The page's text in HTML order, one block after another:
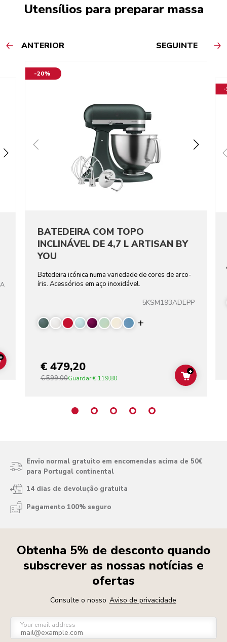
Utensílios para preparar massa
ANTERIOR SEGUINTE
ADD TO CART
-20%
BATEDEIRA COM TOPO
INCLINÁVEL DE 4,7 L ARTISAN BY
YOU
Batedeira icónica numa variedade de cores de arco-
íris. Acessórios em aço inoxidável.
5KSM193ADEPP
Display more
€ 479,20
€ 599,00Guardar€ 119,80 ADD TO
+
-
Envio normal gratuito em encomendas acima de 50€
para Portugal continental
14 dias de devolução gratuita
Pagamento 100% seguro
Obtenha 5% de desconto quando
subscrever as nossas notícias e
ofertas
Consulte o nosso Aviso de privacidade
Your email address